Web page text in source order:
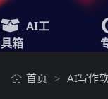
AI工
具箱
首页 > AI写作